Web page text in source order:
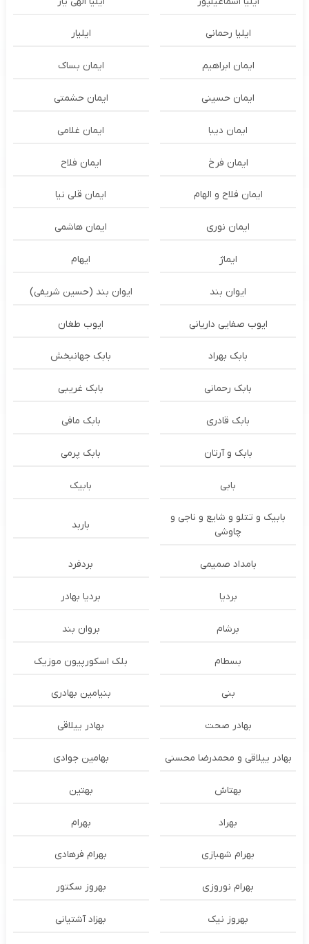
ایلیا رحمانی ایلیار
ایمان ابراهیم ایمان بساک
ایمان حسینی ایمان حشمتی
ایمان دیبا ایمان غلامی
ایمان فرخ ایمان فلاح
ایمان فلاح و الهام ایمان قلی نیا
ایمان نوری ایمان هاشمی
ایماژ ایهام
ایوان بند ایوان بند (حسین شریفی)
ایوب صفایی داریانی ایوب طغان
بابک بهراد بابک جهانبخش
بابک رحمانی بابک غریبی
بابک قادری بابک مافی
بابک و آرتان بابک پرمی
بابی بابیک
بابیک و تتلو و شایع و ناجی و
چاوشی
باربد
بامداد صمیمی بردفرد
بردیا بردیا بهادر
برشام بروان بند
بسطام بلک اسکورپیون موزیک
بنی بنیامین بهادری
بهادر صحت بهادر ییلاقی
بهادر ییلاقی و محمدرضا محسنی بهامین جوادی
بهتاش بهتین
بهراد بهرام
بهرام شهبازی بهرام فرهادی
بهرام نوروزی بهروز سکتور
بهروز نیک بهزاد آشتیانی